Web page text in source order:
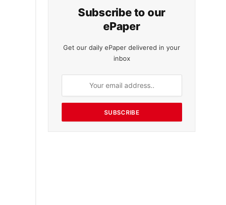
Subscribe to our
ePaper
Get our daily ePaper delivered in your
inbox
SUBSCRIBE